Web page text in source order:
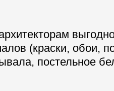
(краски, обои,
постельное